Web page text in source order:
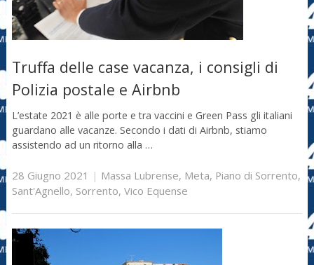
Truffa delle case vacanza, i consigli di
Polizia postale e Airbnb
L’estate 2021 è alle porte e tra vaccini e Green Pass gli italiani
guardano alle vacanze. Secondo i dati di Airbnb, stiamo
assistendo ad un ritorno alla …
28 Giugno 2021 | Massa Lubrense, Meta, Piano di Sorrento,
Sant'Agnello, Sorrento, Vico Equense